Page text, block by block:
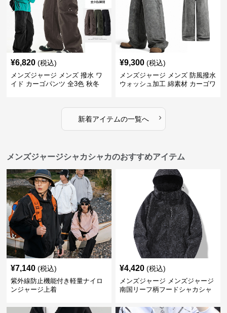
¥6,820 (税込)
メンズジャージ メンズ 撥水 ワ
イド カーゴパンツ 全3色 秋冬
¥9,300 (税込)
メンズジャージ メンズ 防風撥水
ウォッシュ加工 綿素材 カーゴワ
新着アイテムの一覧へ ›
メンズジャージシャカシャカのおすすめアイテム
¥7,140 (税込)
紫外線防止機能付き軽量ナイロ
ンジャージ上着
¥4,420 (税込)
メンズジャージ メンズジャージ
南国リーフ柄フードシャカシャ